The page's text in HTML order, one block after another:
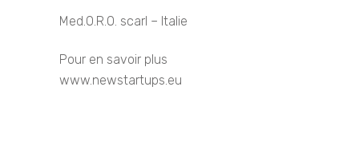
Med.O.R.O. scarl – Italie
Pour en savoir plus
www.newstartups.eu